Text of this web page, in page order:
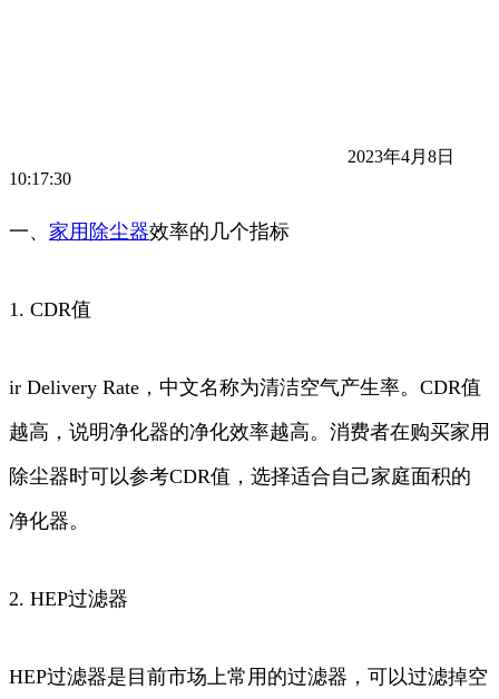
2023年4月8日
10:17:30
一、 家用 除尘器效率的几个指标
1. CDR值
ir Delivery Rate，中文名称为清洁空气产生率。CDR值
越高，说明净化器的净化效率越高。消费者在购买家用
除尘器时可以参考CDR值，选择适合自己家庭面积的
净化器。
2. HEP过滤器
HEP过滤器是目前市场上常用的过滤器，可以过滤掉空